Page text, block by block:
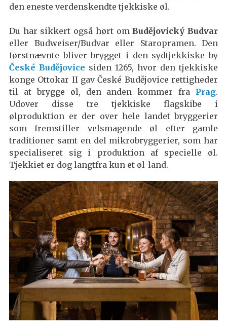
den eneste verdenskendte tjekkiske øl.
Du har sikkert også hørt omBudějovický Budvar
eller Budweiser/Budvar eller Staropramen. Den
førstnævnte bliver brygget i den sydtjekkiske by
České Budějovice siden 1265, hvor den tjekkiske
konge Ottokar II gav České Budějovice rettigheder
til at brygge øl, den anden kommer fra Prag.
Udover disse tre tjekkiske flagskibe i
ølproduktion er der over hele landet bryggerier
som fremstiller velsmagende øl efter gamle
traditioner samt en del mikrobryggerier, som har
specialiseret sig i produktion af specielle øl.
Tjekkiet er dog langtfra kun et øl-land.